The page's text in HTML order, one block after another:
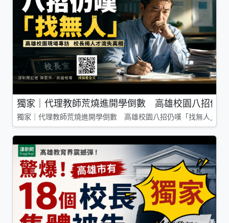
獨家｜代理教師荒燒進開學倒數 高雄校園八招仍
獨家｜代理教師荒燒進開學倒數 高雄校園八招仍嘆「找無人」